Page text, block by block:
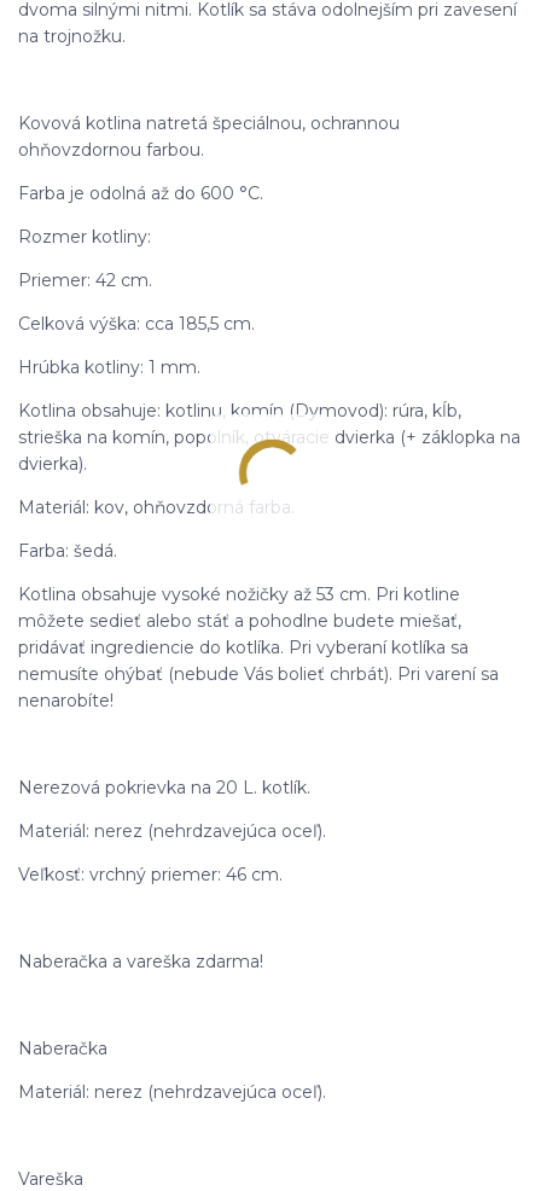
dvoma silnými nitmi. Kotlík sa stáva odolnejším pri zavesení
na trojnožku.
Kovová kotlina natretá špeciálnou, ochrannou
ohňovzdornou farbou.
Farba je odolná až do 600 °C.
Rozmer kotliny:
Priemer: 42 cm.
Celková výška: cca 185,5 cm.
Hrúbka kotliny: 1 mm.
Kotlina obsahuje: kotlinu, komín (Dymovod): rúra, kĺb,
strieška na komín, popolník, otváracie dvierka (+ záklopka na
dvierka).
Materiál: kov, ohňovzdorná farba.
Farba: šedá.
Kotlina obsahuje vysoké nožičky až 53 cm. Pri kotline
môžete sedieť alebo stáť a pohodlne budete miešať,
pridávať ingrediencie do kotlíka. Pri vyberaní kotlíka sa
nemusíte ohýbať (nebude Vás bolieť chrbát). Pri varení sa
nenarobíte!
Nerezová pokrievka na 20 L. kotlík.
Materiál: nerez (nehrdzavejúca oceľ).
Veľkosť: vrchný priemer: 46 cm.
Naberačka a vareška zdarma!
Naberačka
Materiál: nerez (nehrdzavejúca oceľ).
Vareška